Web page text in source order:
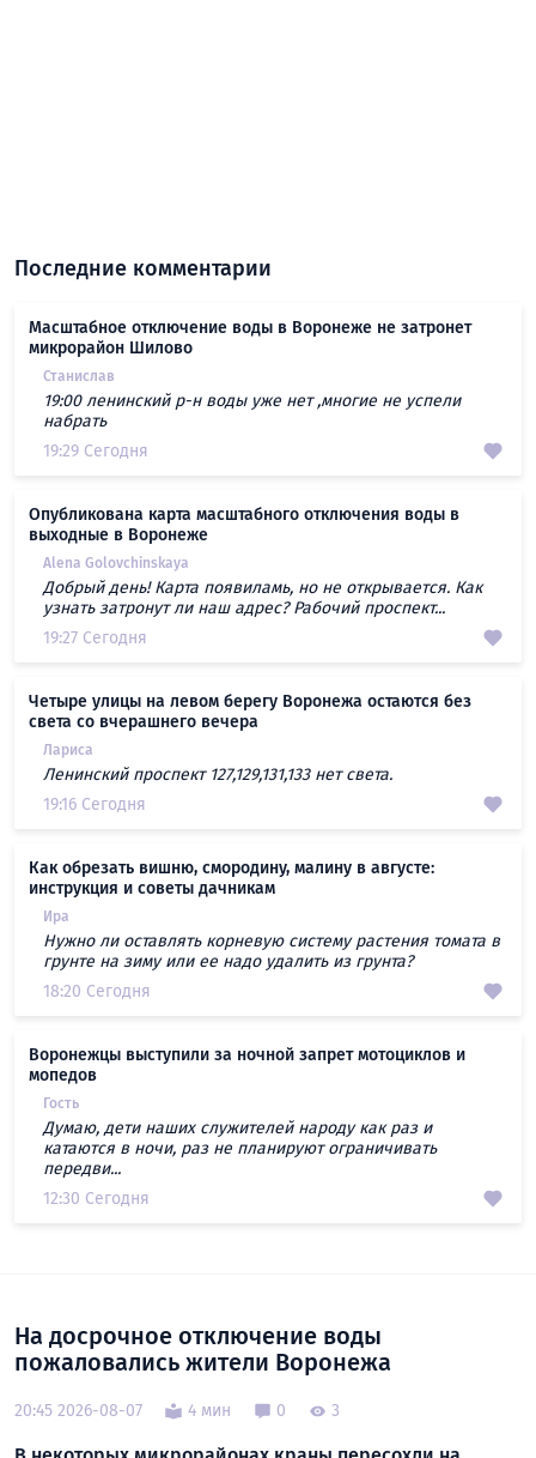
Последние комментарии
Масштабное отключение воды в Воронеже не затронет
микрорайон Шилово
Станислав
19:00 ленинский р-н воды уже нет ,многие не успели
набрать
19:29 Сегодня
Опубликована карта масштабного отключения воды в
выходные в Воронеже
Alena Golovchinskaya
Добрый день! Карта появиламь, но не открывается. Как
узнать затронут ли наш адрес? Рабочий проспект...
19:27 Сегодня
Четыре улицы на левом берегу Воронежа остаются без
света со вчерашнего вечера
Лариса
Ленинский проспект 127,129,131,133 нет света.
19:16 Сегодня
Как обрезать вишню, смородину, малину в августе:
инструкция и советы дачникам
Ира
Нужно ли оставлять корневую систему растения томата в
грунте на зиму или ее надо удалить из грунта?
18:20 Сегодня
Воронежцы выступили за ночной запрет мотоциклов и
мопедов
Гость
Думаю, дети наших служителей народу как раз и
катаются в ночи, раз не планируют ограничивать
передви...
12:30 Сегодня
На досрочное отключение воды
пожаловались жители Воронежа
20:45 2026-08-07 4 мин 0 3